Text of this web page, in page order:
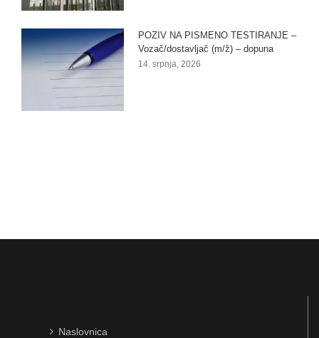
POZIV NA PISMENO TESTIRANJE –
Vozač/dostavljač (m/ž) – dopuna
14. srpnja, 2026
Naslovnica